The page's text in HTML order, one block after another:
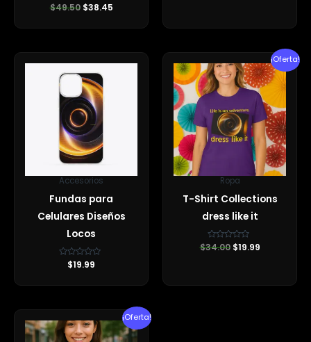
Valorado con
5.00
$49.50 $38.45
Accesorios
Fundas para
Celulares Diseños
Locos
Valorado
con
de
$19.99
¡Oferta!
Ropa
T-Shirt Collections
dress like it
Valorado
con
$34.00
precio
original
era:
$34.00.
$19.99
precio
actual
es:
$19.99.
¡Oferta!
precio
original
precio
actual